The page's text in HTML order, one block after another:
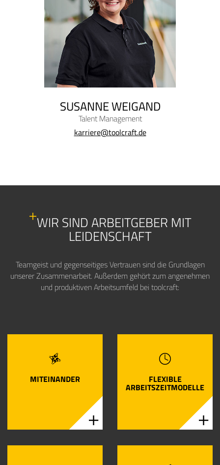
SUSANNE WEIGAND
Talent Management
karriere@toolcraft.de
WIR SIND ARBEITGEBER MIT
LEIDENSCHAFT
Teamgeist und gegenseitiges Vertrauen sind die Grundlagen
unserer Zusammenarbeit. Außerdem gehört zum angenehmen
und produktiven Arbeitsumfeld bei toolcraft:
MITEINANDER
Bestandteil des Teams. Eine offene Du-
Kultur, die von Vertrauen und
Hilfsbereitschaft geprägt ist, bildet die
Atmosphäre.
FLEXIBLE
ARBEITSZEITMODELLE
miteinander vereinbaren kannst, richten
wir unsere Arbeitszeitmodelle möglichst
flexibel auf deine persönliche
Kolleginnen und Kollegen um sich hat,